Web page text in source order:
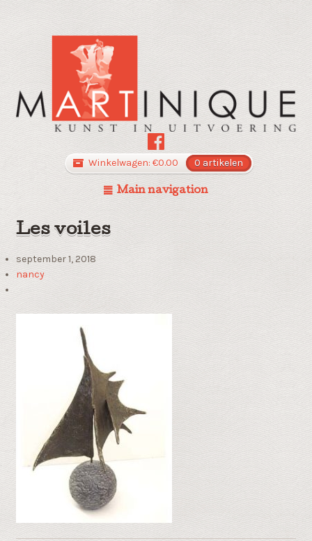
Winkelwagen: €0.00 0 artikelen
Main navigation
Les voiles
september 1, 2018
nancy